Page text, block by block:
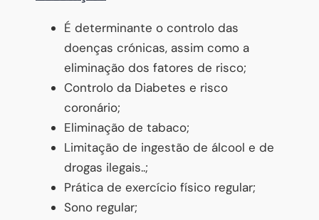
É determinante o controlo das
doenças crónicas, assim como a
eliminação dos fatores de risco;
Controlo da Diabetes e risco
coronário;
Eliminação de tabaco;
Limitação de ingestão de álcool e de
drogas ilegais..;
Prática de exercício físico regular;
Sono regular;